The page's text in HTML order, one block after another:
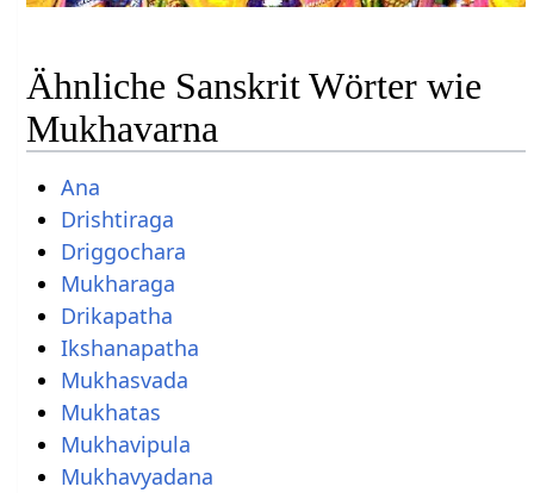
Ähnliche Sanskrit Wörter wie
Mukhavarna
Ana
Drishtiraga
Driggochara
Mukharaga
Drikapatha
Ikshanapatha
Mukhasvada
Mukhatas
Mukhavipula
Mukhavyadana